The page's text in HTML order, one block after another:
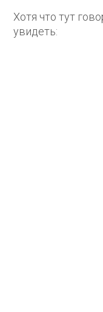
Хотя что тут
увидеть: